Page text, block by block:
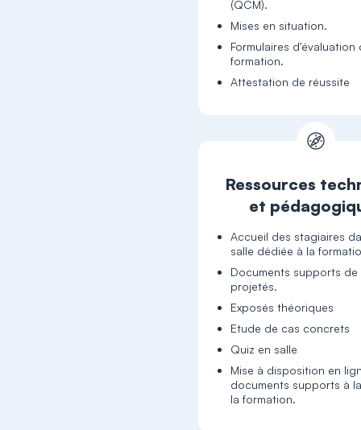
(QCM).
Mises en situation.
Formulaires d'évaluation
formation.
Attestation de réussite
Ressources
et
Accueil des stagiaires
salle dédiée à la
Documents supports
projetés.
Exposés théoriques
Etude de cas concrets
Quiz en salle
Mise à disposition en
documents supports à
la formation.